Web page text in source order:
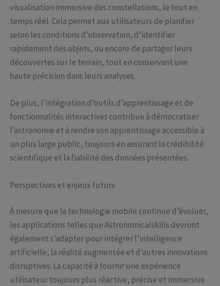
visualisation immersive des constellations, le tout en
temps réel. Cela permet aux utilisateurs de planifier
selon les conditions d’observation, d’identifier
rapidement des objets, ou encore de partager leurs
découvertes sur le terrain, tout en conservant une
haute précision dans leurs analyses.
De plus, l’intégration d’outils d’apprentissage et de
fonctionnalités interactives contribue à démocratiser
l’astronomie et à rendre son apprentissage accessible à
un plus large public, toujours en assurant la crédibilité
scientifique et la fiabilité des données présentées.
Perspectives et enjeux futurs
À mesure que la technologie mobile continue d’évoluer,
les applications telles que Astronomicalskills devront
également s’adapter pour intégrer l’intelligence
artificielle, la réalité augmentée et d’autres innovations
disruptives. La capacité à fournir une expérience
utilisateur toujours plus réactive, précise et immersive